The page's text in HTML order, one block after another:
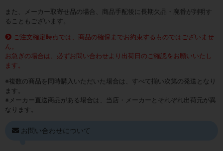
また、メーカー取寄せ品の場合、商品手配後に長期欠品・廃番が判明す
ることもございます。
ご注文確定時点では、商品の確保までお約束するものではございませ
ん。
お急ぎの場合は、必ずお問い合わせより出荷日のご確認をお願いいたし
ます。
※複数の商品を同時購入いただいた場合は、すべて揃い次第の発送となり
ます。
※メーカー直送商品がある場合は、当店・メーカーとそれぞれ出荷元が異
なります。
お問い合わせについて